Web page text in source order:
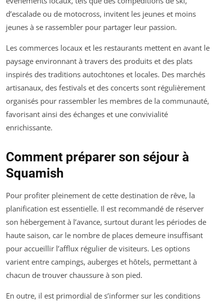
d’escalade ou de motocross, invitent les jeunes et moins
jeunes à se rassembler pour partager leur passion.
Les commerces locaux et les restaurants mettent en avant le
paysage environnant à travers des produits et des plats
inspirés des traditions autochtones et locales. Des marchés
artisanaux, des festivals et des concerts sont régulièrement
organisés pour rassembler les membres de la communauté,
favorisant ainsi des échanges et une convivialité
enrichissante.
Comment préparer son séjour à
Squamish
Pour profiter pleinement de cette destination de rêve, la
planification est essentielle. Il est recommandé de réserver
son hébergement à l’avance, surtout durant les périodes de
haute saison, car le nombre de places demeure insuffisant
pour accueillir l’afflux régulier de visiteurs. Les options
varient entre campings, auberges et hôtels, permettant à
chacun de trouver chaussure à son pied.
En outre, il est primordial de s’informer sur les conditions